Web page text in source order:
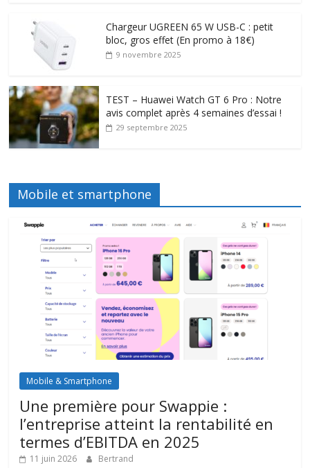
Chargeur UGREEN 65 W USB-C : petit
bloc, gros effet (En promo à 18€)
9 novembre 2025
TEST – Huawei Watch GT 6 Pro : Notre
avis complet après 4 semaines d’essai !
29 septembre 2025
Mobile et smartphone
Mobile & Smartphone
Une première pour Swappie :
l’entreprise atteint la rentabilité en
termes d’EBITDA en 2025
11 juin 2026 Bertrand